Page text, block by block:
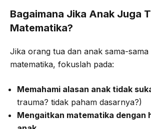
Bagaimana Jika Anak Juga
Matematika?
Jika orang tua dan anak sama-sama
matematika, fokuslah pada:
Memahami alasan anak tidak
trauma? tidak paham dasarnya?)
Mengaitkan matematika dengan